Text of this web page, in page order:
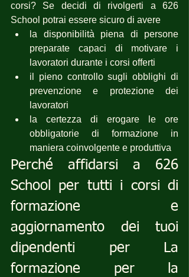
corsi? Se decidi di rivolgerti a 626
School potrai essere sicuro di avere
la disponibilità piena di persone
preparate capaci di motivare i
lavoratori durante i corsi offerti
il pieno controllo sugli obblighi di
prevenzione e protezione dei
lavoratori
la certezza di erogare le ore
obbligatorie di formazione in
maniera coinvolgente e produttiva
Perché affidarsi a 626
School per tutti i corsi di
formazione e
aggiornamento dei tuoi
dipendenti per La
formazione per la